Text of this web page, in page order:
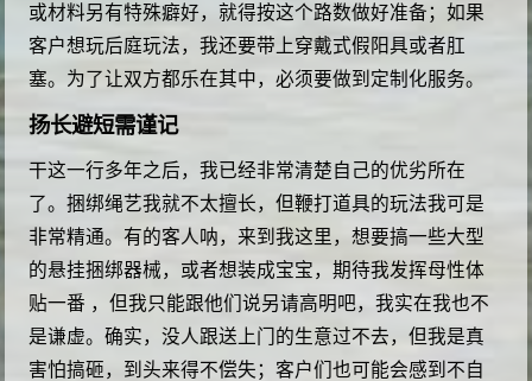
或材料另有特殊癖好，就得按这个路数做好准备；如果
客户想玩后庭玩法，我还要带上穿戴式假阳具或者肛
塞。为了让双方都乐在其中，必须要做到定制化服务。
扬长避短需谨记
干这一行多年之后，我已经非常清楚自己的优劣所在
了。捆绑绳艺我就不太擅长，但鞭打道具的玩法我可是
非常精通。有的客人呐，来到我这里，想要搞一些大型
的悬挂捆绑器械，或者想装成宝宝，期待我发挥母性体
贴一番 ，但我只能跟他们说另请高明吧，我实在我也不
是谦虚。确实，没人跟送上门的生意过不去，但我是真
害怕搞砸，到头来得不偿失；客户们也可能会感到不自